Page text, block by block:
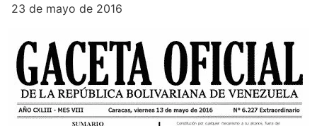
23 de mayo de 2016